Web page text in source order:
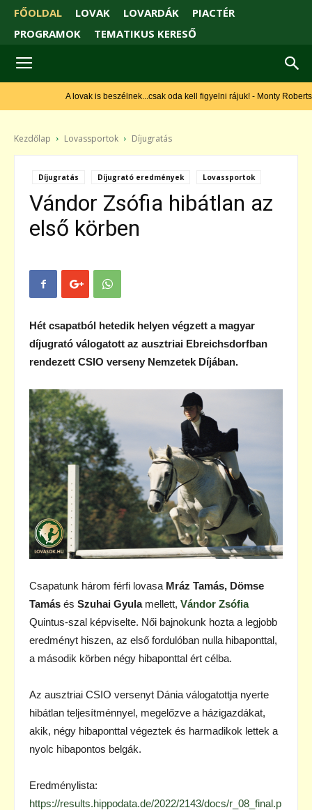
FŐOLDAL LOVAK LOVARDÁK
PIACTÉR
PROGRAMOK
TEMATIKUS KERESŐ
A lovak is beszélnek...csak oda kell figyelni rájuk! - Monty Roberts
Kezdőlap Lovassportok Díjugratás
Díjugratás Díjugrató eredmények Lovassportok
Vándor Zsófia hibátlan az
első körben
Hét csapatból hetedik helyen végzett a magyar
díjugrató válogatott az ausztriai Ebreichsdorfban
rendezett CSIO verseny Nemzetek Díjában.
Csapatunk három férfi lovasa Mráz Tamás, Dömse
Tamás és Szuhai Gyulamellett, Vándor Zsófia
Quintus-szal képviselte. Női bajnokunk hozta a legjobb
eredményt hiszen, az első fordulóban nulla hibaponttal,
a második körben négy hibaponttal ért célba.
Az ausztriai CSIO versenyt Dánia válogatottja nyerte
hibátlan teljesítménnyel, megelőzve a házigazdákat,
akik, négy hibaponttal végeztek és harmadikok lettek a
nyolc hibapontos belgák.
Eredménylista:
https://results.hippodata.de/2022/2143/docs/r_08_final.p